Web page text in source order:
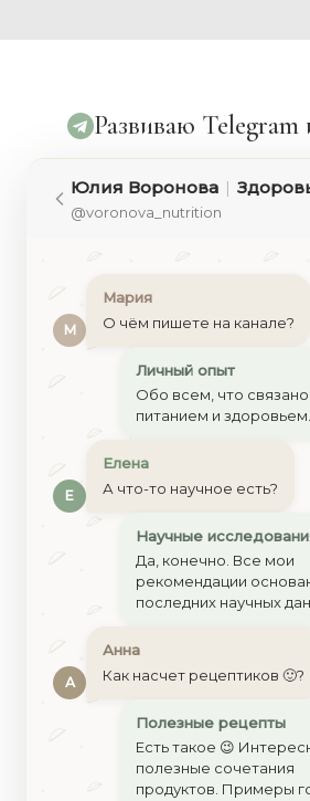
Развиваю Telegram
Юлия Воронова |
@voronova_nutrition
Мария
О чём пишете на канале?
М
Личный опыт
Обо всем, что связано
питанием и здоровьем.
Елена
А что-то научное есть?
Е
Научные
Да, конечно. Все мои
рекомендации
последних научных
Анна
Как насчет рецептиков 🙂?
А
Полезные рецепты
Есть такое 😉
полезные сочетания
продуктов. Примеры